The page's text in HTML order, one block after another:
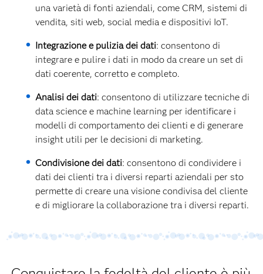
una varietà di fonti aziendali, come CRM, sistemi di
vendita, siti web, social media e dispositivi IoT.
Integrazione e pulizia dei dati: consentono di
integrare e pulire i dati in modo da creare un set di
dati coerente, corretto e completo.
Analisi dei dati: consentono di utilizzare tecniche di
data science e machine learning per identificare i
modelli di comportamento dei clienti e di generare
insight utili per le decisioni di marketing.
Condivisione dei dati: consentono di condividere i
dati dei clienti tra i diversi reparti aziendali per sto
permette di creare una visione condivisa del cliente
e di migliorare la collaborazione tra i diversi reparti.